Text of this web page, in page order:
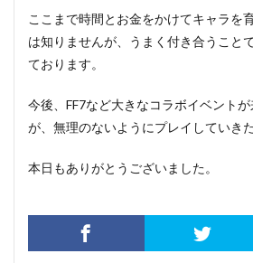
ここまで時間とお金をかけてキャラを
は知りませんが、うまく付き合うこと
ております。
今後、FF7など大きなコラボイベント
が、無理のないようにプレイしていきた
本日もありがとうございました。